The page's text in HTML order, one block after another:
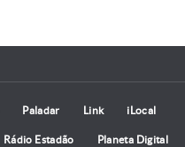
Paladar Link iLocal
Rádio Estadão Planeta Digital